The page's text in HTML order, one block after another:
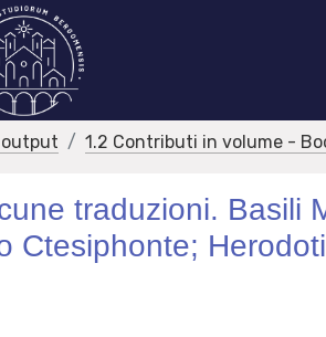
output 1.2 Contributi in volume -
traduzioni. Basili
Ctesiphonte;